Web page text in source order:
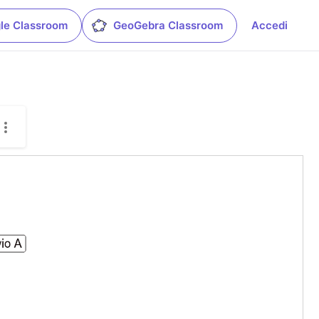
Classroom GeoGebra Classroom Accedi